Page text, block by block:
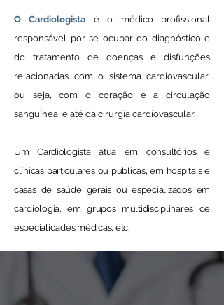
O Cardiologista é o médico profissional
responsável por se ocupar do diagnóstico e
do tratamento de doenças e disfunções
relacionadas com o sistema cardiovascular,
ou seja, com o coração e a circulação
sanguínea, e até da cirurgia cardiovascular.
Um Cardiologista atua em consultórios e
clínicas particulares ou públicas, em hospitais e
casas de saúde gerais ou especializados em
cardiologia, em grupos multidisciplinares de
especialidades médicas, etc.